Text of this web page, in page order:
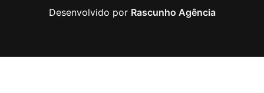
Desenvolvido por Rascunho Agência